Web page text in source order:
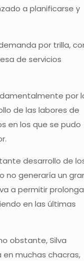
a planificarse y
por trilla,
de servicios
por
de las labores de
en los que se pudo
desarrollo de
no generaría un
a permitir
en las últimas
obstante, Silva
en muchas chacras,